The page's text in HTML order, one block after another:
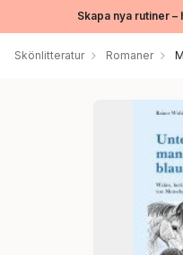
Skapa nya rutiner
Skönlitteratur Romaner